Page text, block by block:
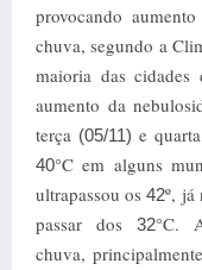
provocando
chuva, segundo a
maioria das cidades
aumento da
terça (05/11) e quarta
40°C em alguns
ultrapassou os42º, já
passar dos32°C.
chuva,